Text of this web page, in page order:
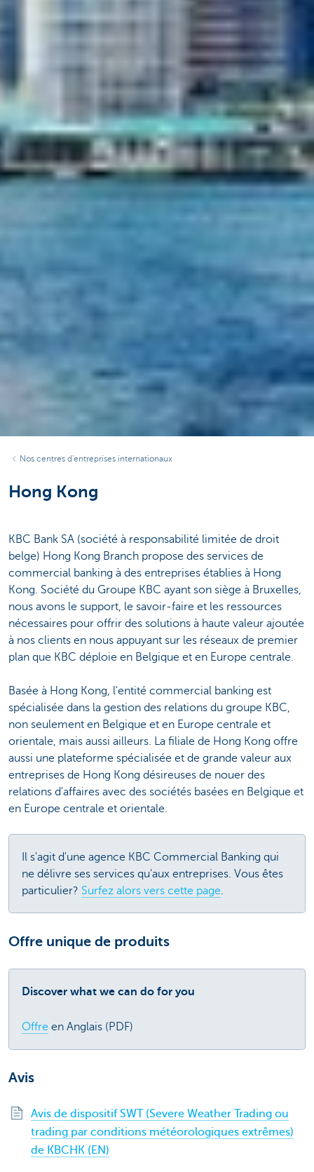
Nos centres d'entreprises internationaux
Hong Kong
KBC Bank SA (société à responsabilité limitée de droit
belge) Hong Kong Branch propose des services de
commercial banking à des entreprises établies à Hong
Kong. Société du Groupe KBC ayant son siège à Bruxelles,
nous avons le support, le savoir-faire et les ressources
nécessaires pour offrir des solutions à haute valeur ajoutée
à nos clients en nous appuyant sur les réseaux de premier
plan que KBC déploie en Belgique et en Europe centrale.
Basée à Hong Kong, l'entité commercial banking est
spécialisée dans la gestion des relations du groupe KBC,
non seulement en Belgique et en Europe centrale et
orientale, mais aussi ailleurs. La filiale de Hong Kong offre
aussi une plateforme spécialisée et de grande valeur aux
entreprises de Hong Kong désireuses de nouer des
relations d'affaires avec des sociétés basées en Belgique et
en Europe centrale et orientale.
Il s'agit d'une agence KBC Commercial Banking qui
ne délivre ses services qu'aux entreprises. Vous êtes
particulier? Surfez alors vers cette page.
Offre unique de produits
Discover what we can do for you
Offre en Anglais (PDF)
Avis
Avis de dispositif SWT (Severe Weather Trading ou
trading par conditions météorologiques extrêmes)
de KBCHK (EN)